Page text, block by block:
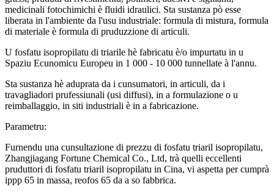
medicinali fotochimichi è fluidi idraulici. Sta sustanza pò esse
liberata in l'ambiente da l'usu industriale: formula di mistura, formula
di materiale è formula di pruduzzione di articuli.
U fosfatu isopropilatu di triarile hè fabricatu è/o impurtatu in u
Spaziu Ecunomicu Europeu in 1 000 - 10 000 tunnellate à l'annu.
Sta sustanza hè aduprata da i cunsumatori, in articuli, da i
travagliadori prufessiunali (usi diffusi), in a formulazione o u
reimballaggio, in siti industriali è in a fabricazione.
Parametru:
Furnendu una cunsultazione di prezzu di fosfatu triaril isopropilatu,
Zhangjiagang Fortune Chemical Co., Ltd, trà quelli eccellenti
pruduttori di fosfatu triaril isopropilatu in Cina, vi aspetta per cumprà
ippp 65 in massa, reofos 65 da a so fabbrica.